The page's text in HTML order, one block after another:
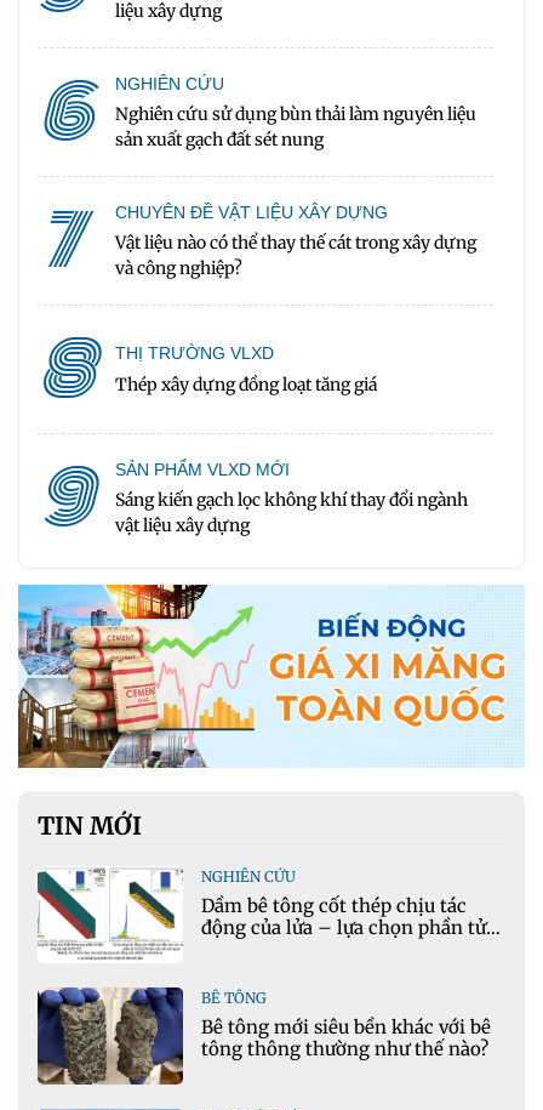
liệu xây dựng
6 NGHIÊN CỨU
Nghiên cứu sử dụng bùn thải làm nguyên liệu
sản xuất gạch đất sét nung
7 CHUYÊN ĐỀ VẬT LIỆU XÂY DỰNG
Vật liệu nào có thể thay thế cát trong xây dựng
và công nghiệp?
8 THỊ TRƯỜNG VLXD
Thép xây dựng đồng loạt tăng giá
9 SẢN PHẨM VLXD MỚI
Sáng kiến gạch lọc không khí thay đổi ngành
vật liệu xây dựng
TIN MỚI
NGHIÊN CỨU
Dầm bê tông cốt thép chịu tác
động của lửa – lựa chọn phần tử
BÊ TÔNG
Bê tông mới siêu bền khác với bê
tông thông thường như thế nào?